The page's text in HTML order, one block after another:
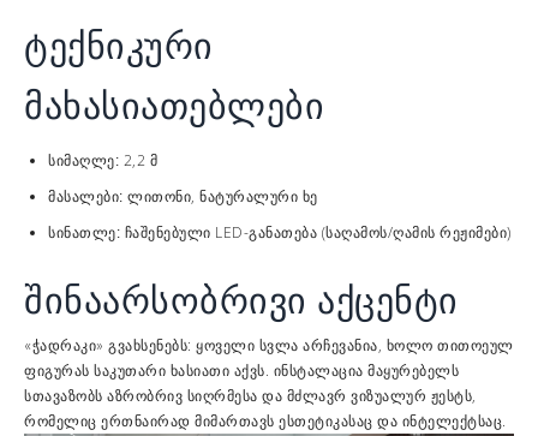
ტექნიკური
მახასიათებლები
სიმაღლე: 2,2 მ
მასალები: ლითონი, ნატურალური ხე
სინათლე: ჩაშენებული LED-განათება (საღამოს/ღამის რეჟიმები)
შინაარსობრივი აქცენტი
«ჭადრაკი» გვახსენებს: ყოველი სვლა არჩევანია, ხოლო თითოეულ
ფიგურას საკუთარი ხასიათი აქვს. ინსტალაცია მაყურებელს
სთავაზობს აზრობრივ სიღრმესა და მძლავრ ვიზუალურ ჟესტს,
რომელიც ერთნაირად მიმართავს ესთეტიკასაც და ინტელექტსაც.